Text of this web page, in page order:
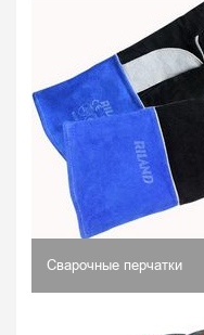
Сварочные перчатки